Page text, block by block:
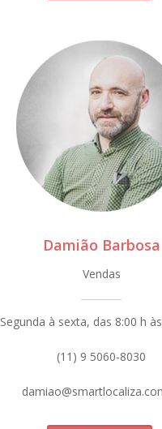
Damião Barbosa
Vendas
Segunda à sexta, das 8:00 h
(11) 9 5060-8030